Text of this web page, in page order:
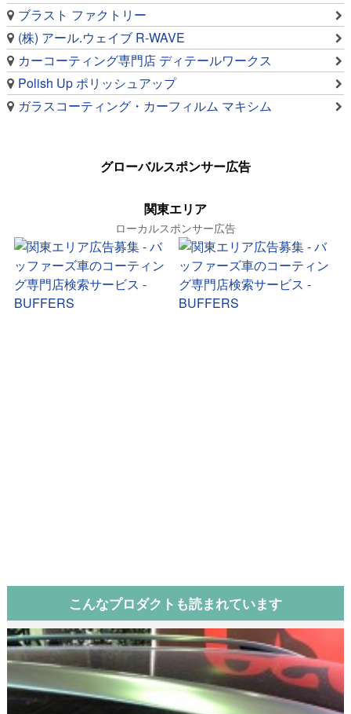
ブラスト ファクトリー
(株) アール.ウェイブ R-WAVE
カーコーティング専門店 ディテールワークス
Polish Up ポリッシュアップ
ガラスコーティング・カーフィルム マキシム
グローバルスポンサー広告
関東エリア
ローカルスポンサー広告
こんなプロダクトも読まれています